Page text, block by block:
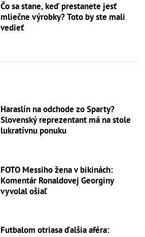
Čo sa stane, keď prestanete jesť
mliečne výrobky? Toto by ste mali
vedieť
Haraslín na odchode zo Sparty?
Slovenský reprezentant má na stole
lukratívnu ponuku
FOTO Messiho žena v bikinách:
Komentár Ronaldovej Georginy
vyvolal ošiaľ
Futbalom otriasa ďalšia aféra: